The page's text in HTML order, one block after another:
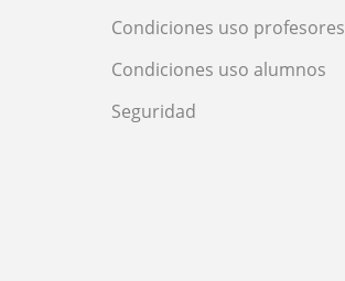
Condiciones uso profesores
Condiciones uso alumnos
Seguridad